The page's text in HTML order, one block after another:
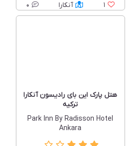
1 آنکارا 0
هتل پارک این بای رادیسون آنکارا
ترکیه
Park Inn By Radisson Hotel
Ankara